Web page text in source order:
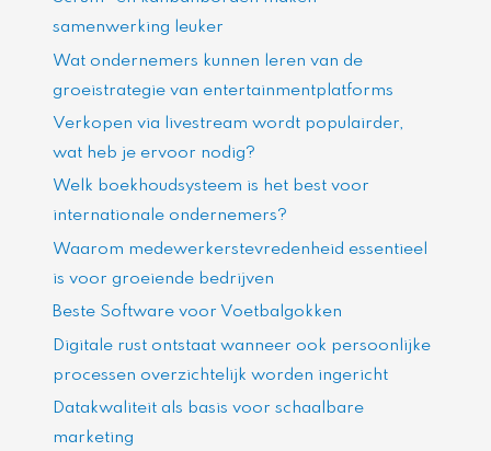
samenwerking leuker
Wat ondernemers kunnen leren van de
groeistrategie van entertainmentplatforms
Verkopen via livestream wordt populairder,
wat heb je ervoor nodig?
Welk boekhoudsysteem is het best voor
internationale ondernemers?
Waarom medewerkerstevredenheid essentieel
is voor groeiende bedrijven
Beste Software voor Voetbalgokken
Digitale rust ontstaat wanneer ook persoonlijke
processen overzichtelijk worden ingericht
Datakwaliteit als basis voor schaalbare
marketing